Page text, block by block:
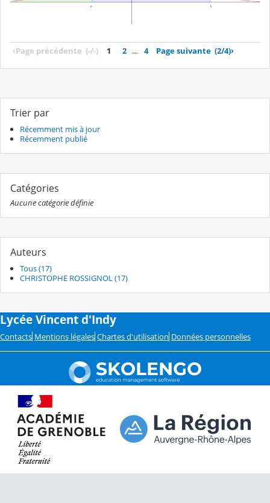
‹Page précédente (-/-) 1 2 … 4 Page suivante (2/4)›
Trier par
Récemment mis à jour
Récemment publié
Catégories
Aucune catégorie définie
Auteurs
Tous (17)
CHRISTOPHE ROSSIGNOL (17)
Lycée Vincent d'Indy
Contacts Mentions légales Chartes d'utilisation Données personnelles